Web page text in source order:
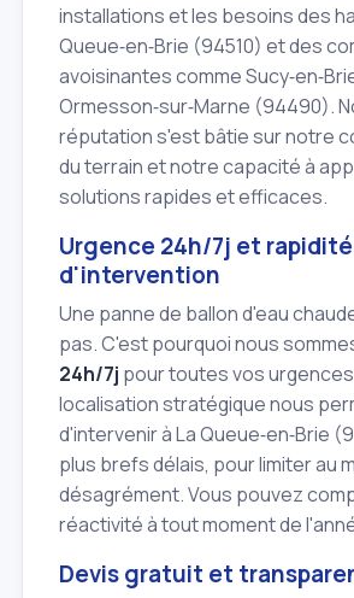
installations et les besoins des
Queue‑en‑Brie (94510) et des
avoisinantes comme
Ormesson‑sur‑Marne (94490).
réputation s'est bâtie sur notre
du terrain et notre capacité à
solutions rapides et efficaces.
Urgence 24h/7j et rapidité
d'intervention
Une panne de ballon d'eau
pas. C'est pourquoi nous
24h/7j pour toutes vos
localisation stratégique nous
d'intervenir à La Queue‑en‑Brie
plus brefs délais, pour limiter au
désagrément. Vous pouvez
réactivité à tout moment de
Devis gratuit et